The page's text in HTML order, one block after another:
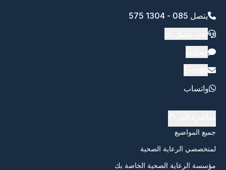
يتصل 085 - 1304 575
واتساب
جميع المواضيع
لمتخصصي الرعاية الصحية
مؤسسة الرعاية الصحية الخاصة بك